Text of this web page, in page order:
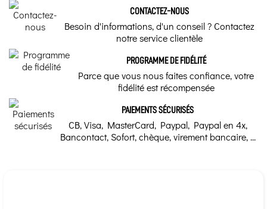
CONTACTEZ-NOUS
Besoin d'informations, d'un conseil ? Contactez
notre service clientèle
PROGRAMME DE FIDÉLITÉ
Parce que vous nous faites confiance, votre
fidélité est récompensée
PAIEMENTS SÉCURISÉS
CB, Visa, MasterCard, Paypal, Paypal en 4x,
Bancontact, Sofort, chèque, virement bancaire, ...